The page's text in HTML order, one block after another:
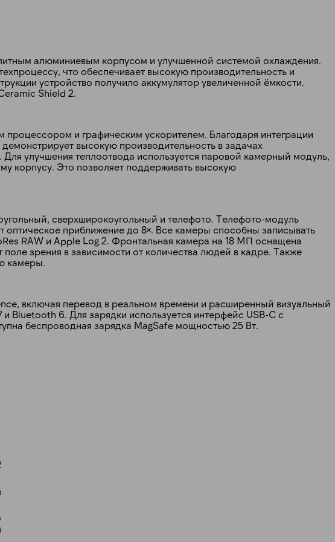
алюминиевым корпусом и улучшенной системой охлаждения.
что обеспечивает высокую производительность и
устройство получило аккумулятор увеличенной ёмкости.
Shield 2.
и графическим ускорителем. Благодаря интеграции
высокую производительность в задачах
Для улучшения теплоотвода используется паровой камерный модуль,
корпусу. Это позволяет поддерживать высокую
сверхширокоугольный и телефото. Телефото-модуль
оптическое приближение до 8×. Все камеры способны записывать
RAW и Apple Log 2. Фронтальная камера на 18 МП оснащена
зрения в зависимости от количества людей в кадре. Также
камеры.
включая перевод в реальном времени и расширенный визуальный
Bluetooth 6. Для зарядки используется интерфейс USB-C с
беспроводная зарядка MagSafe мощностью 25 Вт.